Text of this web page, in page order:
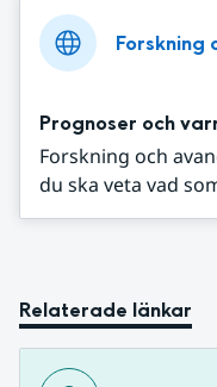
Forskning
Prognoser och
Forskning och
du ska veta vad
Relaterade länkar